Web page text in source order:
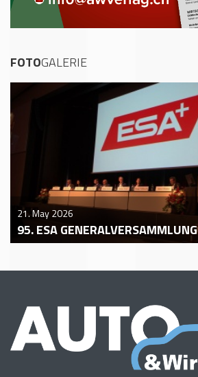
FOTOGALERIE
21. May 2026
95. ESA GENERALVERSAMMLUNG